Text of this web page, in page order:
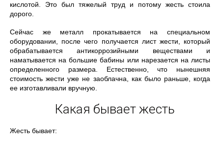
кислотой. Это был тяжелый труд и потому жесть стоила
дорого.
Сейчас же металл прокатывается на специальном
оборудовании, после чего получается лист жести, который
обрабатывается антикоррозийными веществами и
наматывается на большие бабины или нарезается на листы
определенного размера. Естественно, что нынешняя
стоимость жести уже не заоблачна, как было раньше, когда
ее изготавливали вручную.
Какая бывает жесть
Жесть бывает: